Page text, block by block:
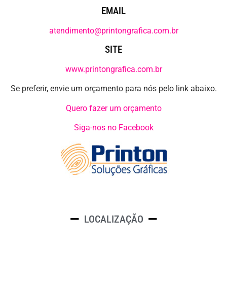
EMAIL
atendimento@printongrafica.com.br
SITE
www.printongrafica.com.br
Se preferir, envie um orçamento para nós pelo link abaixo.
Quero fazer um orçamento
Siga-nos no Facebook
LOCALIZAÇÃO